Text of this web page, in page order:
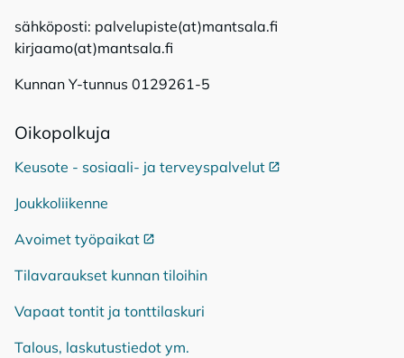
sähköposti: palvelupiste(at)mantsala.fi
kirjaamo(at)mantsala.fi
Kunnan Y-tunnus 0129261-5
Oi­ko­pol­ku­ja
Keusote - sosiaali- ja terveyspalvelut Ulkoinen linkki
Joukkoliikenne
Avoimet työpaikat Ulkoinen linkki
Tilavaraukset kunnan tiloihin
Vapaat tontit ja tonttilaskuri
Talous, laskutustiedot ym.